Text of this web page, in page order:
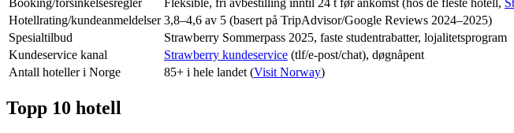
Hotellrating/kundeanmeldelser 3,8–4,6 av 5 (basert på TripAdvisor/Google Reviews 2024–2025)
Spesialtilbud
Strawberry Sommerpass 2025, faste studentrabatter, lojalitetsprogram
Kundeservice kanal
Strawberry kundeservice (tlf/e-post/chat), døgnåpent
Antall hoteller i Norge
85+ i hele landet (Visit Norway)
Topp 10 hotell